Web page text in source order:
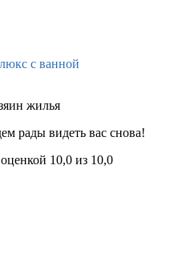
с ванной
жилья
рады видеть вас снова!
10,0 из 10,0